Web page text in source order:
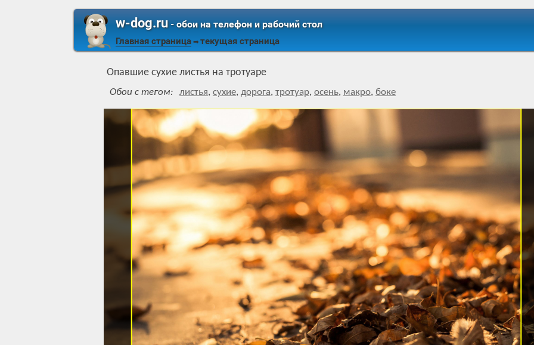
w-dog.ru- обои на телефон и рабочий стол
Главная страница ⇒ текущая страница
Опавшие сухие листья на тротуаре
Обои с тегом: листья, сухие, дорога, тротуар, осень, макро, боке